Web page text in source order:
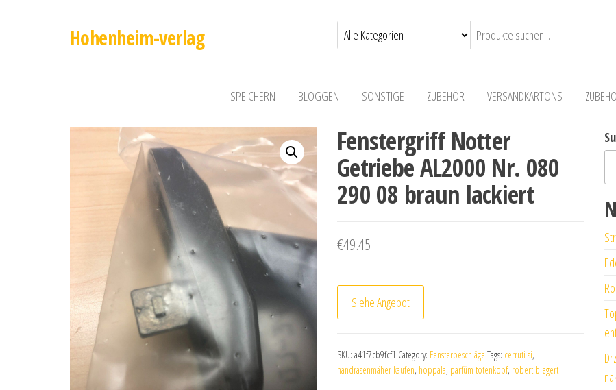
Hohenheim-verlag
SPEICHERN BLOGGEN SONSTIGE ZUBEHÖR VERSANDKARTONS
Fenstergriff Notter
Getriebe AL2000 Nr. 080
290 08 braun lackiert
€49.45
Siehe Angebot
SKU: a41f7cb9fcf1 Category: Fensterbeschläge Tags: cerruti si,
handrasenmäher kaufen, hoppala, parfüm totenkopf, robert biegert